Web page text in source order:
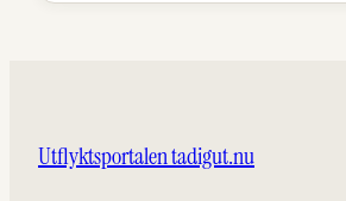
Utflyktsportalen tadigut.nu